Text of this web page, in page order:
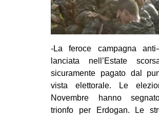
-La feroce campagna anti-
lanciata nell’Estate
sicuramente pagato dal
vista elettorale. Le
Novembre hanno
trionfo per Erdogan. Le